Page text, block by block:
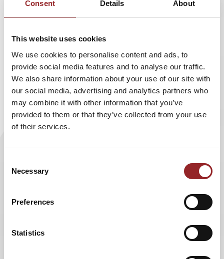
Consent Details About
This website uses cookies
We use cookies to personalise content and ads, to
provide social media features and to analyse our traffic.
We also share information about your use of our site with
our social media, advertising and analytics partners who
may combine it with other information that you’ve
provided to them or that they’ve collected from your use
of their services.
Selection
Necessary
Preferences
Statistics
Fair oder nicht fair? Höchst umstritten sind die
sogenannten Käfigkämpfe, eine Sportart, bei der in einem
gekämpft wird. Hier kommen Techniken aller
Kampfsportarten zum Einsatz. Zudem darf im
Bodenkampf auch geschlagen und getreten werden. Die
Auswegslosigkeit des "Käfigs", die in Kombination mit der
Fülle an erlaubten Kampftechniken auf den ersten
Blick brutal erscheint, sieht die mehrfache
Boxweltmeisterin objektiver. Gegenüber der
Südwestpresse erklärt sie, dass es z.B. genauso brutal sei,
der am Boden liegt.
MMA ist in Amerika eine anerkannte und lukrative Sportart
mit einer großen Fangemeinde. Hierzulande ist sie jedoch
noch wenig etabliert. Daher initiierte die Boxtrainerin El-
Halabi mit ihrer Molon Labe Sportacademy am 1. April
Newcomer konnten hier zeigen, was in ihnen steckt. Zum